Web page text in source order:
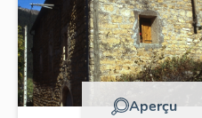
Aperçu